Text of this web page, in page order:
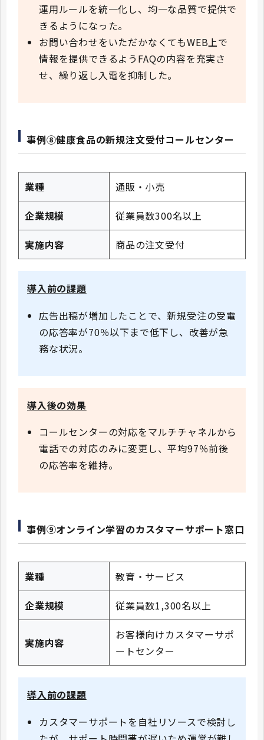
運用ルールを統一化し、均一な品質で提供で
きるようになった。
お問い合わせをいただかなくてもWEB上で
情報を提供できるようFAQの内容を充実さ
せ、繰り返し入電を抑制した。
事例⑧健康食品の新規注文受付コールセンター
業種 通販・小売
企業規模 従業員数300名以上
実施内容 商品の注文受付
導入前の課題
広告出稿が増加したことで、新規受注の受電
の応答率が70％以下まで低下し、改善が急
務な状況。
導入後の効果
コールセンターの対応をマルチチャネルから
電話での対応のみに変更し、平均97％前後
の応答率を維持。
事例⑨オンライン学習のカスタマーサポート窓口
業種 教育・サービス
企業規模 従業員数1,300名以上
実施内容
お客様向けカスタマーサポ
ートセンター
導入前の課題
カスタマーサポートを自社リソースで検討し